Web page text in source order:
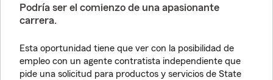
Podría ser el comienzo de una apasionante
carrera.
Esta oportunidad tiene que ver con la posibilidad de
empleo con un agente contratista independiente que
pide una solicitud para productos y servicios de State